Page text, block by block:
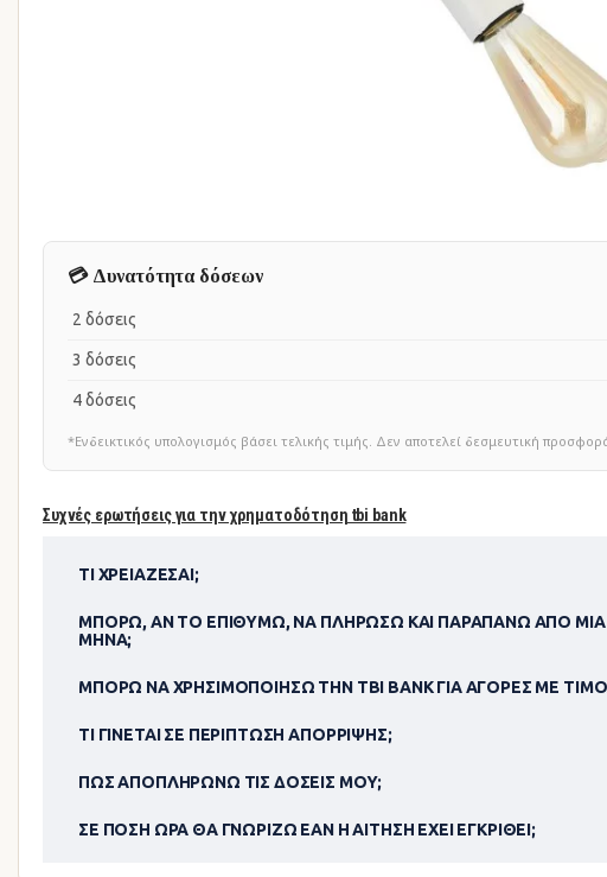
Συχνές ερωτήσεις για την χρηματοδότηση tbi bank
ΤΙ ΧΡΕΙΆΖΕΣΑΙ;
ΜΠΟΡΏ, ΑΝ ΤΟ ΕΠΙΘΥΜΏ, ΝΑ ΠΛΗΡΏΣΩ ΚΑΙ ΠΑΡΑΠΆΝΩ ΑΠΌ
ΜΉΝΑ;
ΜΠΟΡΏ ΝΑ ΧΡΗΣΙΜΟΠΟΊΗΣΩ ΤΗΝ TBI BANK ΓΙΑ ΑΓΟΡΈΣ ΜΕ
ΤΙ ΓΊΝΕΤΑΙ ΣΕ ΠΕΡΊΠΤΩΣΗ ΑΠΌΡΡΙΨΗΣ;
ΠΏΣ ΑΠΟΠΛΗΡΏΝΩ ΤΙΣ ΔΌΣΕΙΣ ΜΟΥ;
ΣΕ ΠΌΣΗ ΏΡΑ ΘΑ ΓΝΩΡΊΖΩ ΕΆΝ Η ΑΊΤΗΣΗ ΈΧΕΙ ΕΓΚΡΙΘΕΊ;
💳 Δυνατότητα δόσεων
2 δόσεις
3 δόσεις
4 δόσεις
*Ενδεικτικός υπολογισμός βάσει τελικής τιμής. Δεν αποτελεί δεσμευτική